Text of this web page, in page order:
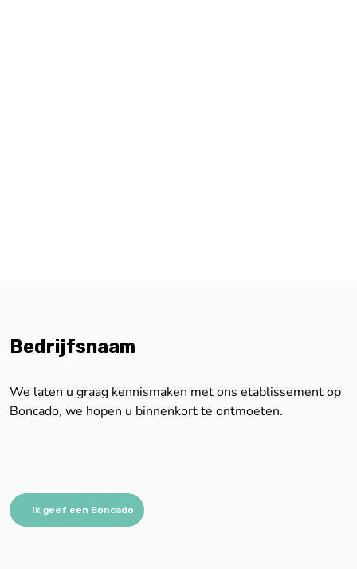
Bedrijfsnaam
We laten u graag kennismaken met ons etablissement op
Boncado, we hopen u binnenkort te ontmoeten.
Ik geef een Boncado